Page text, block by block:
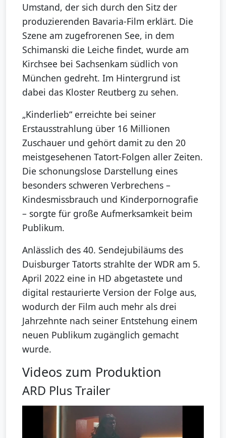
Umstand, der sich durch den Sitz der
produzierenden Bavaria-Film erklärt. Die
Szene am zugefrorenen See, in dem
Schimanski die Leiche findet, wurde am
Kirchsee bei Sachsenkam südlich von
München gedreht. Im Hintergrund ist
dabei das Kloster Reutberg zu sehen.
„Kinderlieb“ erreichte bei seiner
Erstausstrahlung über 16 Millionen
Zuschauer und gehört damit zu den 20
meistgesehenen Tatort-Folgen aller Zeiten.
Die schonungslose Darstellung eines
besonders schweren Verbrechens –
Kindesmissbrauch und Kinderpornografie
– sorgte für große Aufmerksamkeit beim
Publikum.
Anlässlich des 40. Sendejubiläums des
Duisburger Tatorts strahlte der WDR am 5.
April 2022 eine in HD abgetastete und
digital restaurierte Version der Folge aus,
wodurch der Film auch mehr als drei
Jahrzehnte nach seiner Entstehung einem
neuen Publikum zugänglich gemacht
wurde.
Videos zum Produktion
ARD Plus Trailer